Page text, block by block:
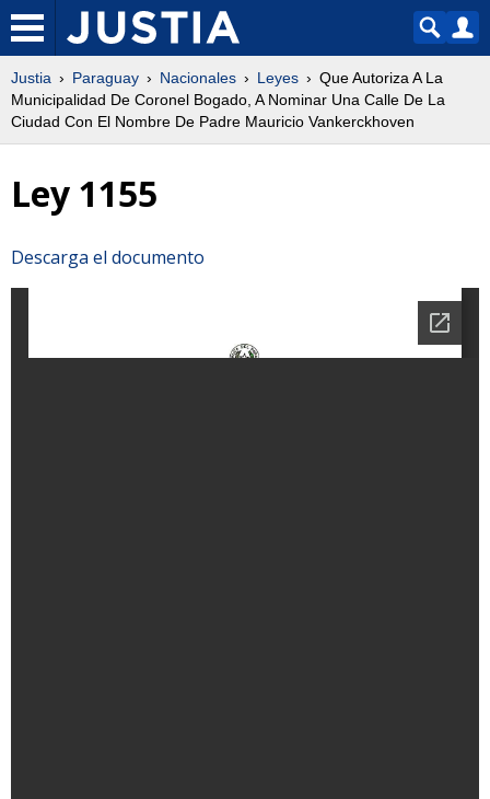
Justia Paraguay Nacionales Leyes
Que Autoriza A La
Municipalidad De Coronel Bogado, A Nominar Una Calle De La
Ciudad Con El Nombre De Padre Mauricio Vankerckhoven
Ley 1155
Descarga el documento